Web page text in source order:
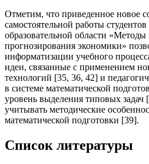
Отметим, что приведенное новое
самостоятельной работы
образовательной области
прогнозирования экономики»
информатизации учебного
идеи, связанные с применением
технологий [35, 36, 42] и
в системе математической
уровень выделения типовых задач
учитывать методические
математической подготовки [39].
Список литературы